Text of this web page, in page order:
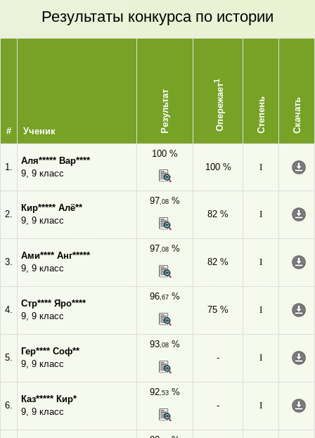
Результаты конкурса по истории
# Ученик Результат Опережает
1
Степень Скачать
1.
Аля***** Вар****
9, 9 класс
100 %
100 %
I
2.
Кир***** Алё**
9, 9 класс
97,08 %
82 %
I
3.
Ами**** Анг*****
9, 9 класс
97,08 %
82 %
I
4.
Стр**** Яро****
9, 9 класс
96,67 %
75 %
I
5.
Гер**** Соф**
9, 9 класс
93,08 %
-
I
6.
Каз***** Кир*
9, 9 класс
92,53 %
-
I